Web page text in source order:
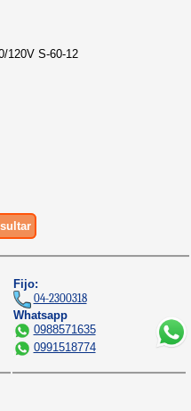
120V S-60-12
Fijo:
04-2300318
Whatsapp
0988571635
0991518774